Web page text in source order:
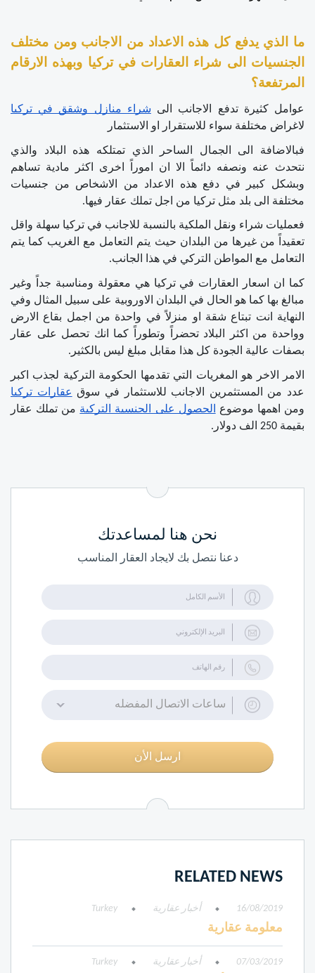
نحن هنا لمساعدتك
دعنا نتصل بك لايجاد العقار المناسب
ساعات الاتصال المفضله
ارسل الأن
RELATED NEWS
16/08/2019 أخبار عقارية Turkey
معلومة عقارية
07/03/2019 أخبار عقارية Turkey
المرتفعة؟
عوامل كثيرة تدفع الاجانب الى شراء منازل وشقق في تركيا
لاغراض مختلفة سواء للاستقرار او الاستثمار
مختلفة الى بلد مثل تركيا من اجل تملك عقار فيها.
التعامل مع المواطن التركي في هذا الجانب.
بصفات عالية الجودة كل هذا مقابل مبلغ ليس بالكثير.
عدد من المستثمرين الاجانب للاستثمار في سوق عقارات تركيا
ومن اهمها موضوع
الحصول على الجنسية التركية
بقيمة 250 الف دولار.